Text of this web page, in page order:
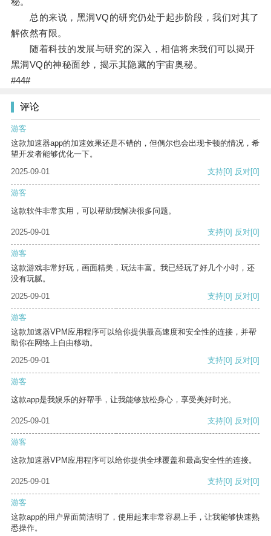
总的来说，黑洞VQ的研究仍处于起步阶段，我们对其了
解依然有限。
随着科技的发展与研究的深入，相信将来我们可以揭开
黑洞VQ的神秘面纱，揭示其隐藏的宇宙奥秘。
#44#
评论
游客
这款加速器app的加速效果还是不错的，但偶尔也会出现卡顿的情况，希
望开发者能够优化一下。
2025-09-01
支持[0] 反对[0]
游客
这款软件非常实用，可以帮助我解决很多问题。
2025-09-01 支持[0] 反对[0]
游客
这款游戏非常好玩，画面精美，玩法丰富。我已经玩了好几个小时，还
没有玩腻。
2025-09-01
支持[0] 反对[0]
游客
这款加速器VPM应用程序可以给你提供最高速度和安全性的连接，并帮
助你在网络上自由移动。
2025-09-01
支持[0] 反对[0]
游客
这款app是我娱乐的好帮手，让我能够放松身心，享受美好时光。
2025-09-01 支持[0] 反对[0]
游客
这款加速器VPM应用程序可以给你提供全球覆盖和最高安全性的连接。
2025-09-01 支持[0] 反对[0]
游客
这款app的用户界面简洁明了，使用起来非常容易上手，让我能够快速熟
悉操作。